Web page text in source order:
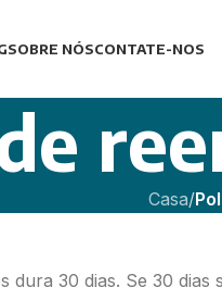
SOBRE NÓSCONTATE-NOS
Casa/
30 dias. Se 30